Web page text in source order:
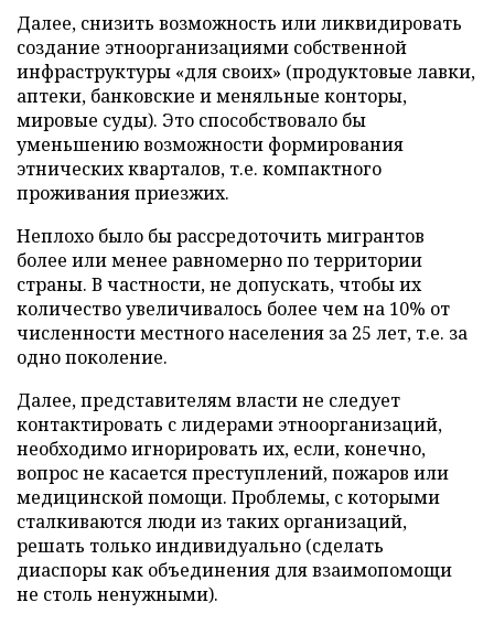
Далее, снизить возможность или ликвидировать
создание этноорганизациями собственной
инфраструктуры «для своих» (продуктовые лавки,
аптеки, банковские и меняльные конторы,
мировые суды). Это способствовало бы
уменьшению возможности формирования
этнических кварталов, т.е. компактного
проживания приезжих.
Неплохо было бы рассредоточить мигрантов
более или менее равномерно по территории
страны. В частности, не допускать, чтобы их
количество увеличивалось более чем на 10% от
численности местного населения за 25 лет, т.е. за
одно поколение.
Далее, представителям власти не следует
контактировать с лидерами этноорганизаций,
необходимо игнорировать их, если, конечно,
вопрос не касается преступлений, пожаров или
медицинской помощи. Проблемы, с которыми
сталкиваются люди из таких организаций,
решать только индивидуально (сделать
диаспоры как объединения для взаимопомощи
не столь ненужными).